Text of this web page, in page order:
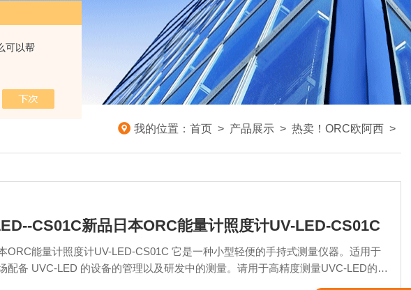
可以帮
我的位置： 首页 > 产品展示 > 热卖！ORC欧阿西 >
CS01C新品日本ORC能量计照度计UV-LED-CS01C
ORC能量计照度计UV-LED-CS01C 它是一种小型轻便的手持式测量仪器。适用于
配备 UVC-LED 的设备的管理以及研发中的测量。请用于高精度测量UVC-LED的